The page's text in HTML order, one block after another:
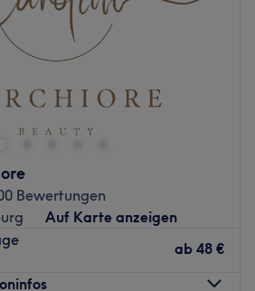
Bewertungen
Auf Karte anzeigen
ab 48 €